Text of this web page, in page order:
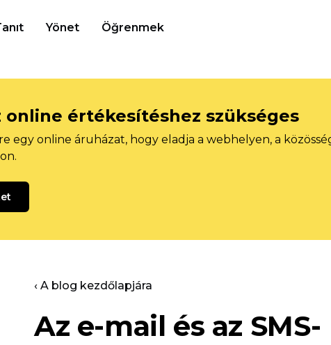
Yönet Öğrenmek
online értékesítéshez szükséges
egy online áruházat, hogy eladja a webhelyen, a
‹ A blog kezdőlapjára
Az e-mail és az SMS-